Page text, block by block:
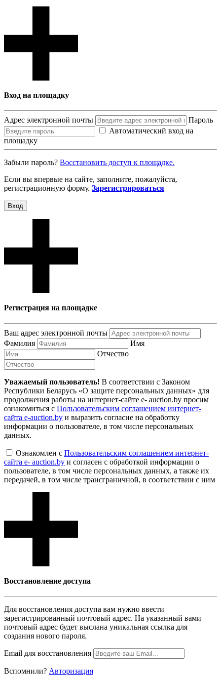
Вход на площадку
Адрес электронной почты
Пароль
Автоматический вход на
площадку
Забыли пароль? Восcтановить доступ к площадке.
Если вы впервые на сайте, заполните, пожалуйста,
регистрационную форму. Зарегистрироваться
Вход
Регистрация на площадке
Ваш адрес электронной почты
Фамилия
Имя
Отчество
Уважаемый пользователь! В соответствии с Законом
Республики Беларусь «О защите персональных данных» для
продолжения работы на интернет-сайте e- auction.by просим
ознакомиться с Пользовательским соглашением интернет-
сайта e-auction.by и выразить согласие на обработку
информации о пользователе, в том числе персональных
данных.
Ознакомлен с Пользовательским соглашением интернет-
сайта e- auction.by и согласен с обработкой информации о
пользователе, в том числе персональных данных, а также их
передачей, в том числе трансграничной, в соответствии с ним
Восcтановление доступа
Для восcтановления доступа вам нужно ввести
зарегистрированный почтовый адрес. На указанный вами
почтовый адрес будет выслана уникальная ссылка для
создания нового пароля.
Email для восcтановления
Вспомнили? Авторизация